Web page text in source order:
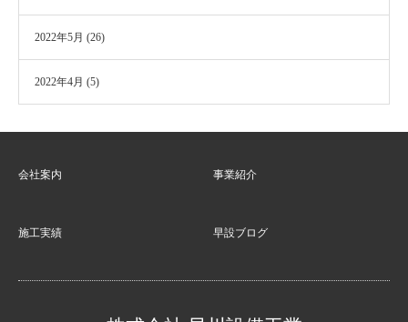
2022年5月 (26)
2022年4月 (5)
会社案内 事業紹介
施工実績 早設ブログ